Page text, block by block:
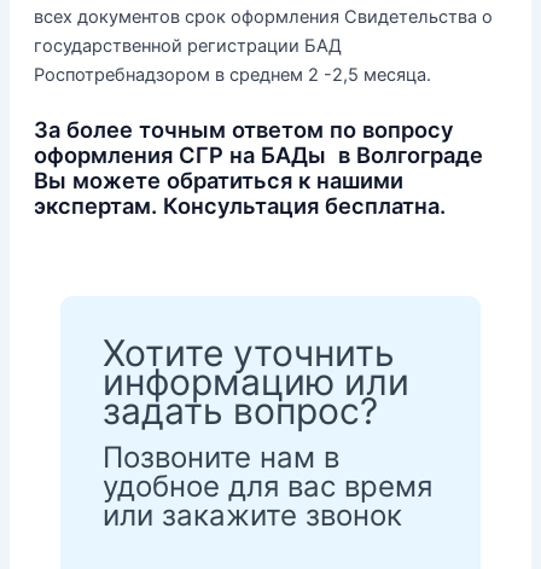
всех документов срок оформления Свидетельства о
государственной регистрации БАД
Роспотребнадзором в среднем 2 -2,5 месяца.
За более точным ответом по вопросу
оформления СГР на БАДы в Волгограде
Вы можете обратиться к нашими
экспертам. Консультация бесплатна.
Хотите уточнить
информацию или
задать вопрос?
Позвоните нам в
удобное для вас время
или закажите звонок